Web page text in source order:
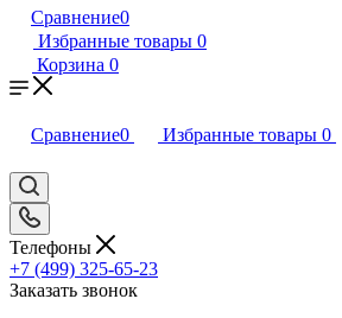
Сравнение0
Избранные товары 0
Корзина 0
Сравнение0 Избранные товары 0
Телефоны
+7 (499) 325-65-23
Заказать звонок